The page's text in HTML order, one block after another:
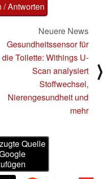
/ Antworten
Neuere News
Gesundheitssensor für
die Toilette: Withings U-
Scan analysiert
Stoffwechsel,
Nierengesundheit und
mehr
⟩
Quelle